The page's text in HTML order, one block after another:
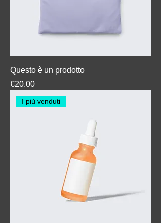
Questo è un prodotto
Price
€20.00
I più venduti